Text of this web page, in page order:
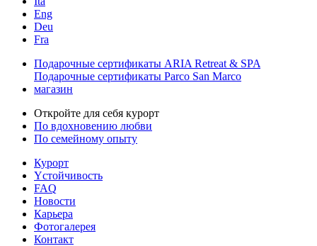
Eng
Deu
Fra
Подарочные сертификаты ARIA Retreat & SPA
Подарочные сертификаты Parco San Marco
магазин
Откройте для себя курорт
По вдохновению любви
По семейному опыту
Курорт
Yстойчивость
FAQ
Новости
Карьера
Фотогалерея
Контакт